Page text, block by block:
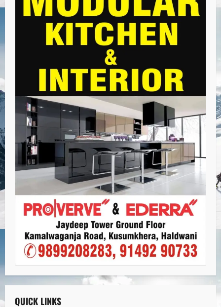
QUICK LINKS